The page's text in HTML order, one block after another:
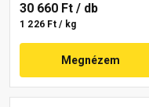
30 660 Ft / db
1 226 Ft / kg
Megnézem